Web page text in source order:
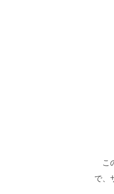
こ
で、